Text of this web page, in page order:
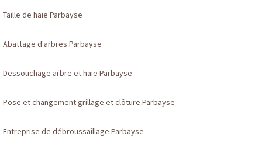
Taille de haie Parbayse
Abattage d'arbres Parbayse
Dessouchage arbre et haie Parbayse
Pose et changement grillage et clôture Parbayse
Entreprise de débroussaillage Parbayse